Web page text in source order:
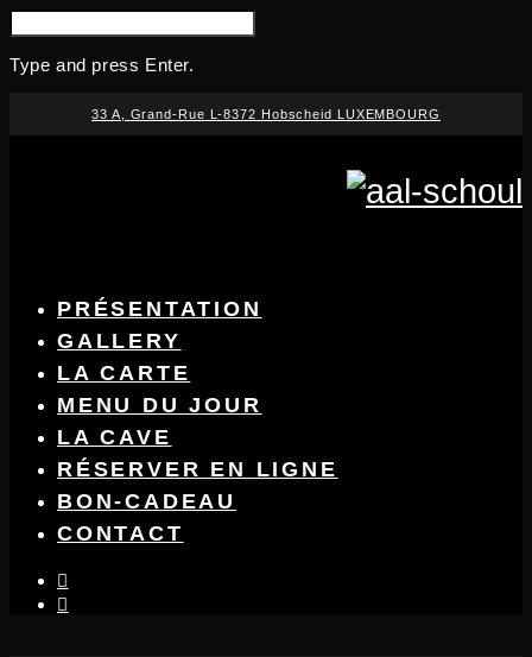
SEARCH
FOR:
Type and press Enter.
content
33 A, Grand-Rue L-8372 Hobscheid LUXEMBOURG
PRÉSENTATION
GALLERY
LA CARTE
MENU DU JOUR
LA CAVE
RÉSERVER EN LIGNE
BON-CADEAU
CONTACT